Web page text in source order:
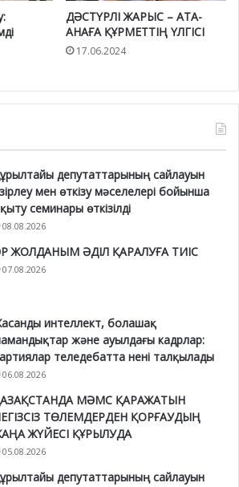
ДӘСТҮРЛІ ЖАРЫС – АТА-
АНАҒА ҚҰРМЕТТІҢ ҮЛГІСІ
17.06.2024
депутаттарының сайлауын
мен өткізу мәселелері бойынша
семинары өткізілді
08.08.2026
ЖОЛДАНЫМ ӘДІЛ ҚАРАЛУҒА ТИІС
07.08.2026
интеллект, болашақ
және ауылдағы кадрлар:
теледебатта нені талқылады
06.08.2026
МӘМС ҚАРАЖАТЫН
ТӨЛЕМДЕРДЕН ҚОРҒАУДЫҢ
ЖҮЙЕСІ ҚҰРЫЛУДА
05.08.2026
депутаттарының сайлауын